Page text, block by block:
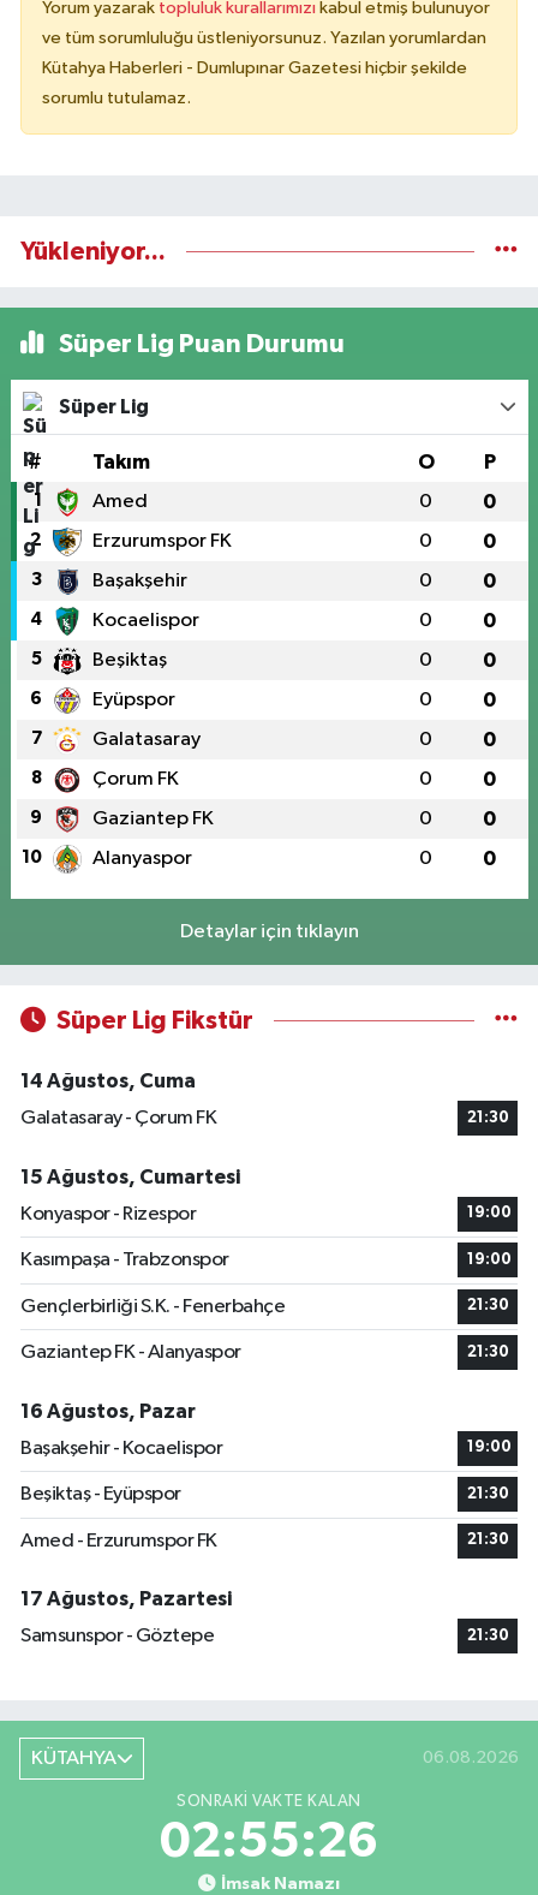
Yorum yazarak topluluk kurallarımızı kabul etmiş bulunuyor
ve tüm sorumluluğu üstleniyorsunuz. Yazılan yorumlardan
Kütahya Haberleri - Dumlupınar Gazetesi hiçbir şekilde
sorumlu tutulamaz.
Yükleniyor...
Süper Lig Puan Durumu
Süper Lig
# Takım O P
1 Amed 0 0
2 Erzurumspor FK 0 0
3 Başakşehir 0 0
4 Kocaelispor 0 0
5 Beşiktaş 0 0
6 Eyüpspor 0 0
7 Galatasaray 0 0
8 Çorum FK 0 0
9 Gaziantep FK 0 0
10 Alanyaspor 0 0
Detaylar için tıklayın
Süper Lig Fikstür
14 Ağustos, Cuma
Galatasaray - Çorum FK
21:30
15 Ağustos, Cumartesi
Konyaspor - Rizespor
19:00
Kasımpaşa - Trabzonspor 19:00
Gençlerbirliği S.K. - Fenerbahçe 21:30
Gaziantep FK - Alanyaspor 21:30
16 Ağustos, Pazar
Başakşehir - Kocaelispor
19:00
Beşiktaş - Eyüpspor 21:30
Amed - Erzurumspor FK 21:30
17 Ağustos, Pazartesi
Samsunspor - Göztepe
21:30
KÜTAHYA 06.08.2026
SONRAKI VAKTE KALAN
02:55:25
İmsak Namazı